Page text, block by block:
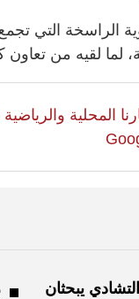
الراسخة التي
لما لقيه من تعاون
المحلية
يبحثان